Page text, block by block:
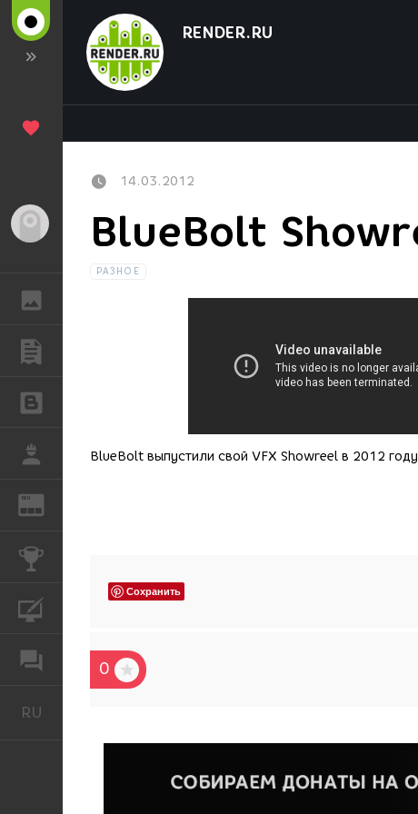
РАБОТА
REN
ФОРУМ
RU
RENDER.RU
14.03.2012
BlueBolt
РАЗНОЕ
BlueBolt выпустили свой VFX Showreel в 2012
Сохранить
0